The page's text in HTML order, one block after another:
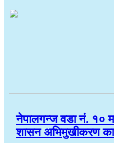
नेपालगन्ज वडा नं. १०
शासन अभिमुखीकरण